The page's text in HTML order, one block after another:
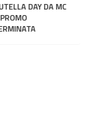
I SALDI CONBIPEL
– PROMO